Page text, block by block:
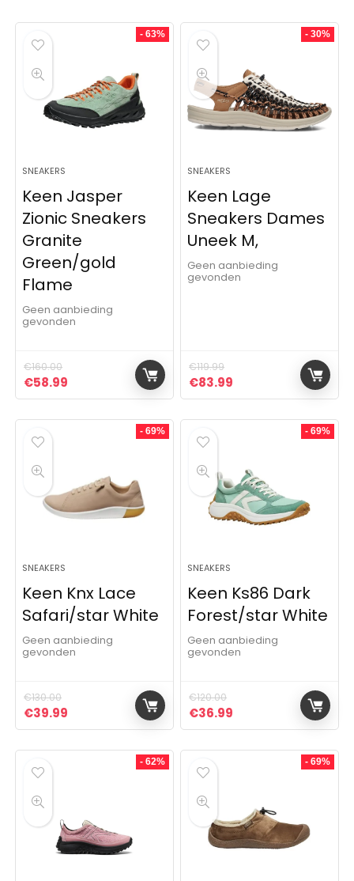
- 63%
SNEAKERS
Keen Jasper
Zionic Sneakers
Granite
Green/gold
Flame
Geen aanbieding
gevonden
€160.00
Oorspronkelijke prijs was: €160.00.
€58.99 Huidige prijs is: €58.99.
- 30%
SNEAKERS
Keen Lage
Sneakers Dames
Uneek M,
Geen aanbieding
gevonden
€119.99
Oorspronkelijke prijs was:
€83.99 Huidige prijs is:
- 69%
SNEAKERS
Keen Knx Lace
Safari/star White
Geen aanbieding
gevonden
€130.00
Oorspronkelijke prijs was: €130.00.
€39.99 Huidige prijs is: €39.99.
- 69%
SNEAKERS
Keen Ks86 Dark
Forest/star White
Geen aanbieding
gevonden
€120.00
Oorspronkelijke prijs was:
€36.99 Huidige prijs is:
- 62% - 69%